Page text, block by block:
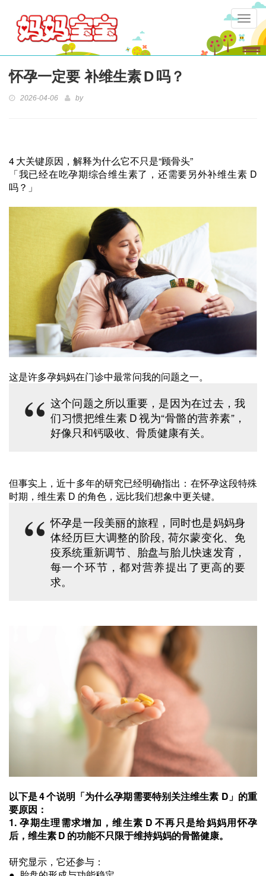
怀孕一定要 补维生素 D 吗？
2026-04-06 by
4 大关键原因，解释为什么它不只是“顾骨头”
「我已经在吃孕期综合维生素了，还需要另外补维生素 D
吗？」
这是许多孕妈妈在门诊中最常问我的问题之一。
这个问题之所以重要，是因为在过去，我
们习惯把维生素 D 视为“骨骼的营养素”，
好像只和钙吸收、骨质健康有关。
但事实上，近十多年的研究已经明确指出：在怀孕这段特殊
时期，维生素 D 的角色，远比我们想象中更关键。
怀孕是一段美丽的旅程，同时也是妈妈身
体经历巨大调整的阶段, 荷尔蒙变化、免
疫系统重新调节、胎盘与胎儿快速发育，
每一个环节，都对营养提出了更高的要
求。
以下是 4 个说明「为什么孕期需要特别关注维生素 D」的重
要原因：
1. 孕期生理需求增加，维生素 D 不再只是给妈妈用怀孕
后，维生素 D 的功能不只限于维持妈妈的骨骼健康。
研究显示，它还参与：